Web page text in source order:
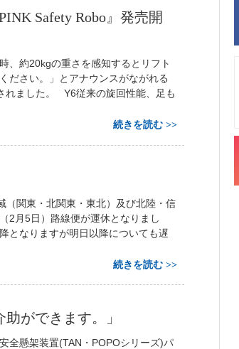
Safety Robo』発売開
、約20kgの重さを感知するとリフト
ださい。」とアナウンスがながれる
れました。 Y6従来の旋回性能、足も
続きを読む
（関東・北関東・東北）及び北陸・信
2月5日）路線便が運休となりまし
となりますが明日以降についても遅
続きを読む
ができます。」
全懸架装置(TAN・POPOシリーズ)パ